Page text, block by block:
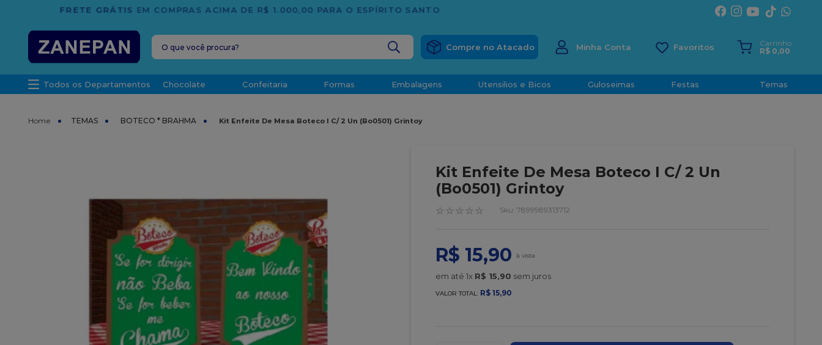
TRADIÇÃO E CONFIANÇA DESDE 2001
O que você procura?
Minha Conta
Carrinho
R$ 0,00
Todos os Departamentos Chocolate Confeitaria Formas Embalagens Utensilios e Bicos Guloseimas Festas Temas
TEMAS BOTECO * BRAHMA Kit Enfeite De Mesa Boteco I C/ 2 Un (Bo0501) Grintoy
Kit Enfeite De Mesa Boteco I C/ 2 Un
(Bo0501) Grintoy
☆ ☆ ☆ ☆ ☆ : 7899989313712
R$ 15,90
em até 1x R$ 15,90 sem juros
VALOR TOTAL: R$ 15,90
leite condensado
6º
sacola
vabene
º
granulado
caixa kraft